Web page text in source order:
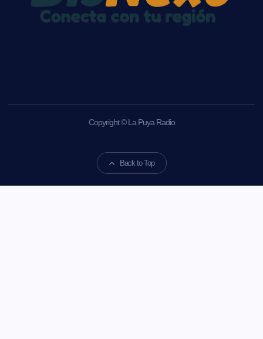
Copyright © La Puya Radio
Back to Top